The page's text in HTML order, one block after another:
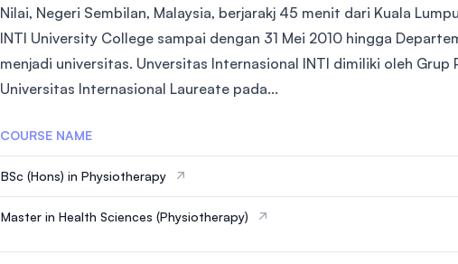
Nilai, Negeri Sembilan, Malaysia, berjarakj 45 menit dari Kuala
INTI University College sampai dengan 31 Mei 2010 hingga
menjadi universitas. Unversitas Internasional INTI dimiliki oleh Grup
Universitas Internasional Laureate pada...
COURSE NAME
BSc (Hons) in Physiotherapy
Master in Health Sciences (Physiotherapy)